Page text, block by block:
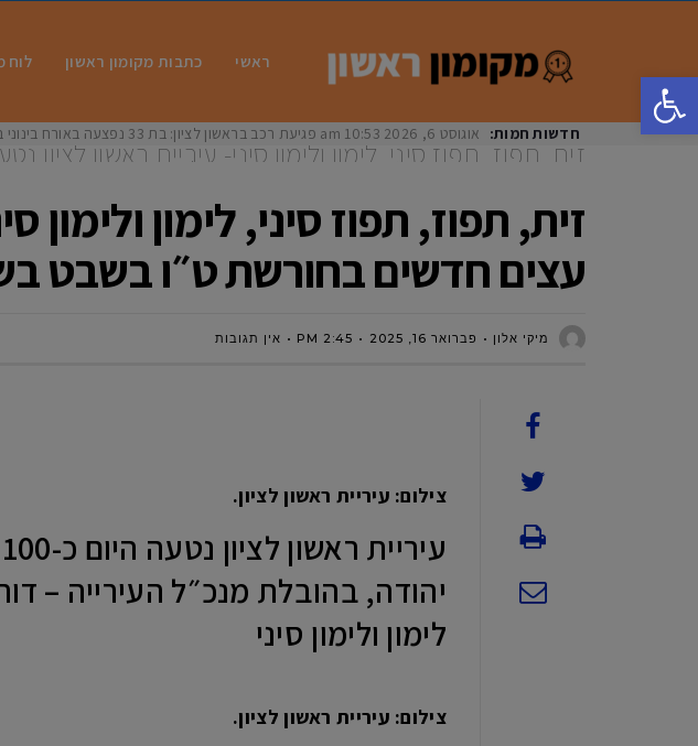
פתח סרגל נגישות
ראשי כתבות מקומון ראשון לוח
חדשות חמות: אוגוסט 6, 2026 10:53 am פגיעת רכב בראשון לציון: בת 33 נפצעה באורח בינוני ברחוב ירושלים
חדשים בחורשת ט״ו בשבט בשכונת נחלת יהודה
עצים חדשים בחורשת ט״ו בשבט
מיקי אלון פברואר 16, 2025 2:45 PM אין תגובות
צילום: עיריית ראשון לציון.
יהודה, בהובלת מנכ״ל העירייה –
לימון ולימון סיני
צילום: עיריית ראשון לציון.